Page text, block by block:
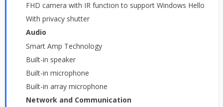
FHD camera with IR function to support Windows Hello
With privacy shutter
Audio
Smart Amp Technology
Built-in speaker
Built-in microphone
Built-in array microphone
Network and Communication